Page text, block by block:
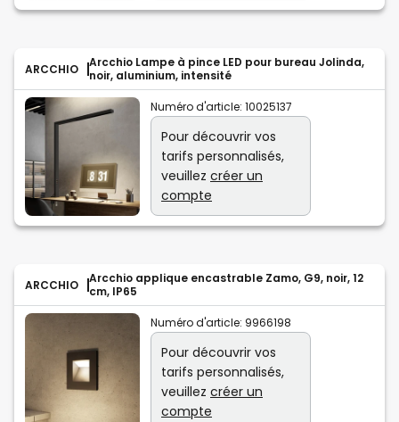
ARCCHIO
Arcchio Lampe à pince LED pour bureau Jolinda,
noir, aluminium, intensité
Numéro d'article: 10025137
Pour découvrir vos
tarifs personnalisés,
veuillez créer un
compte
ARCCHIO
Arcchio applique encastrable Zamo, G9, noir, 12
cm, IP65
Numéro d'article: 9966198
Pour découvrir vos
tarifs personnalisés,
veuillez créer un
compte